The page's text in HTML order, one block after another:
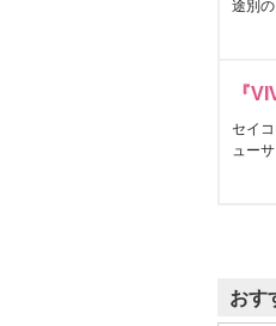
途別
『
セイ
ュー
おす